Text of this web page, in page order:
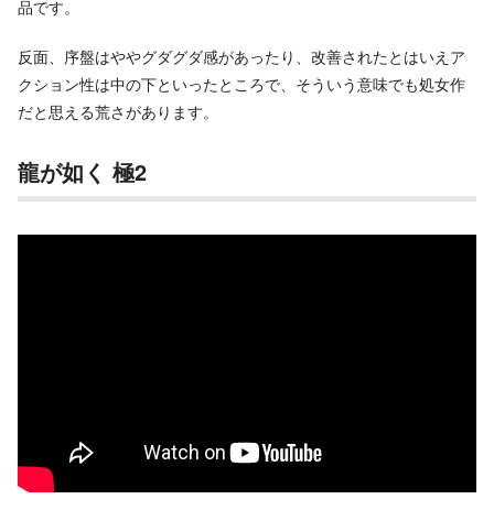
品です。
反面、序盤はややグダグダ感があったり、改善されたとはいえア
クション性は中の下といったところで、そういう意味でも処女作
だと思える荒さがあります。
龍が如く 極2